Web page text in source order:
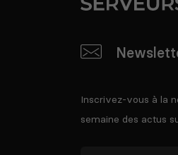
Inscrivez-vous à la
semaine des actus